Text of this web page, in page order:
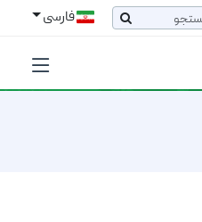
فارسی